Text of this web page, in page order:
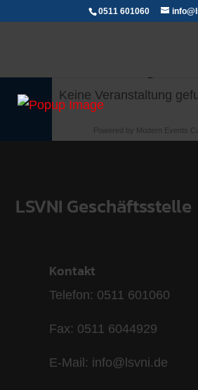
0511 601060
Keine Veranstaltung
Powered by Modern Events
LSVNI Geschäftsstelle
Kontakt
Telefon: 0511 601060
Fax: 0511 6044929
E-Mail: info@lsvni.de